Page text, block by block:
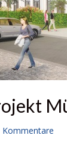
Kommentare